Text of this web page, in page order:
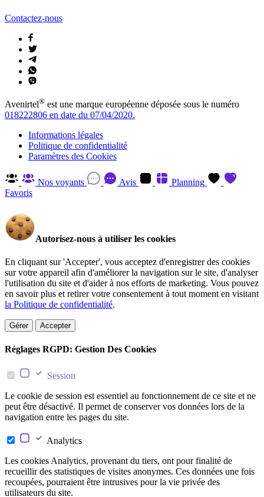
Contactez-nous
Avenirtel® est une marque européenne déposée sous le numéro
018222806 en date du 07/04/2020.
Informations légales
Politique de confidentialité
Paramètres des Cookies
Nos voyants Avis
Planning
Favoris
Autorisez-nous à utiliser les cookies
En cliquant sur 'Accepter', vous acceptez d'enregistrer des cookies
sur votre appareil afin d'améliorer la navigation sur le site, d'analyser
l'utilisation du site et d'aider à nos efforts de marketing. Vous pouvez
en savoir plus et retirer votre consentement à tout moment en visitant
la Politique de confidentialité.
Gérer Accepter
Réglages RGPD: Gestion Des Cookies
Session
Le cookie de session est essentiel au fonctionnement de ce site et ne
peut être désactivé. Il permet de conserver vos données lors de la
navigation entre les pages du site.
Analytics
Les cookies Analytics, provenant du tiers, ont pour finalité de
recueillir des statistiques de visites anonymes. Ces données une fois
recoupées, pourraient être intrusives pour la vie privée des
utilisateurs du site.